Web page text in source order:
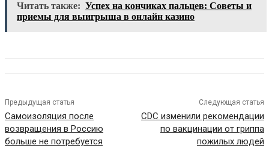
Читать также: Успех на кончиках пальцев: Советы и
приемы для выигрыша в онлайн казино
Предыдущая статья
Самоизоляция после
возвращения в Россию
больше не потребуется
Следующая статья
CDC изменили рекомендации
по вакцинации от гриппа
пожилых людей